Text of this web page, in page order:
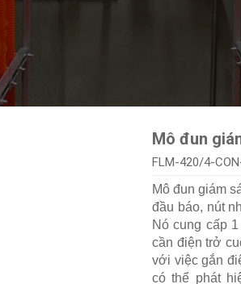
Mô đun
FLM-420/4-
Mô đun giám
đầu báo, nút
Nó cung cấp
cần điện trở
với việc gắn
có thể phát